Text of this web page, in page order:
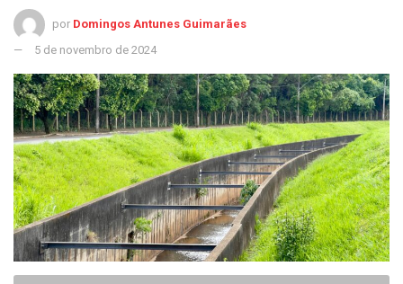
por Domingos Antunes Guimarães
5 de novembro de 2024